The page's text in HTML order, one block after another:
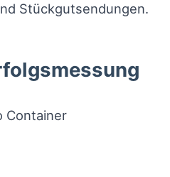
Stückgutsendungen.
Container